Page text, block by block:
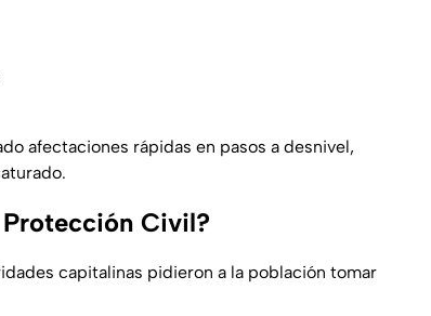
afectaciones rápidas en pasos a desnivel,
Civil?
capitalinas pidieron a la población tomar